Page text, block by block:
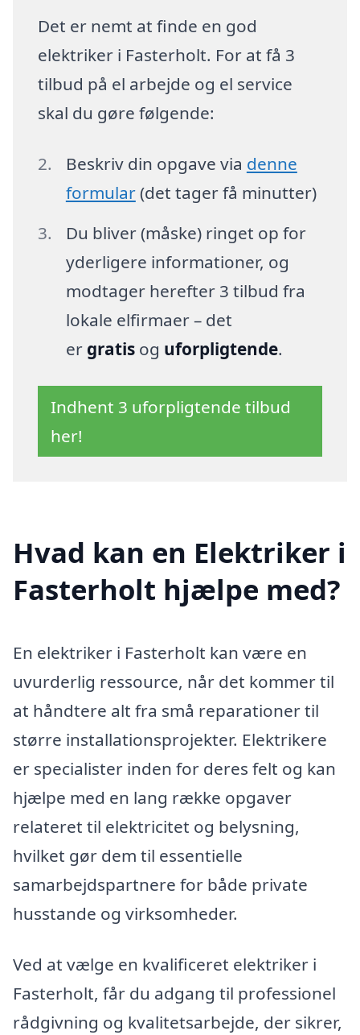
Det er nemt at finde en god
elektriker i Fasterholt. For at få 3
tilbud på el arbejde og el service
skal du gøre følgende:
Beskriv din opgave via denne
formular(det tager få minutter)
Du bliver (måske) ringet op for
yderligere informationer, og
modtager herefter 3 tilbud fra
lokale elfirmaer – det
er gratisog uforpligtende.
Indhent 3 uforpligtende tilbud
her!
Hvad kan en Elektriker i
Fasterholt hjælpe med?
En elektriker i Fasterholt kan være en
uvurderlig ressource, når det kommer til
at håndtere alt fra små reparationer til
større installationsprojekter. Elektrikere
er specialister inden for deres felt og kan
hjælpe med en lang række opgaver
relateret til elektricitet og belysning,
hvilket gør dem til essentielle
samarbejdspartnere for både private
husstande og virksomheder.
Ved at vælge en kvalificeret elektriker i
Fasterholt, får du adgang til professionel
rådgivning og kvalitetsarbejde, der sikrer,